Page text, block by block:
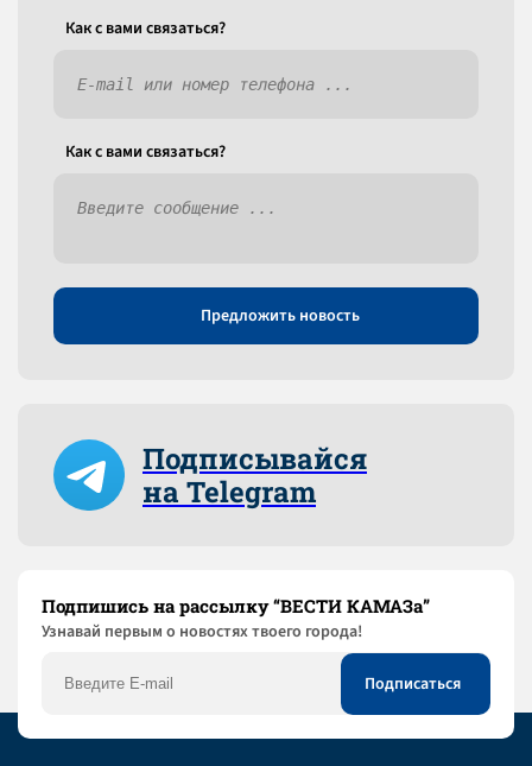
Как c вами связаться?
Как c вами связаться?
Предложить новость
Подписывайся
на Telegram
Подпишись на рассылку “ВЕСТИ КАМАЗа”
Узнaвай первым о новостях твоего города!